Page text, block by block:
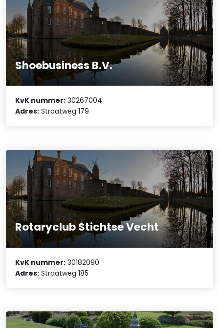
Shoebusiness B.V.
KvK nummer: 30267004
Adres: Straatweg 179
Rotaryclub Stichtse Vecht
KvK nummer: 30182090
Adres: Straatweg 185